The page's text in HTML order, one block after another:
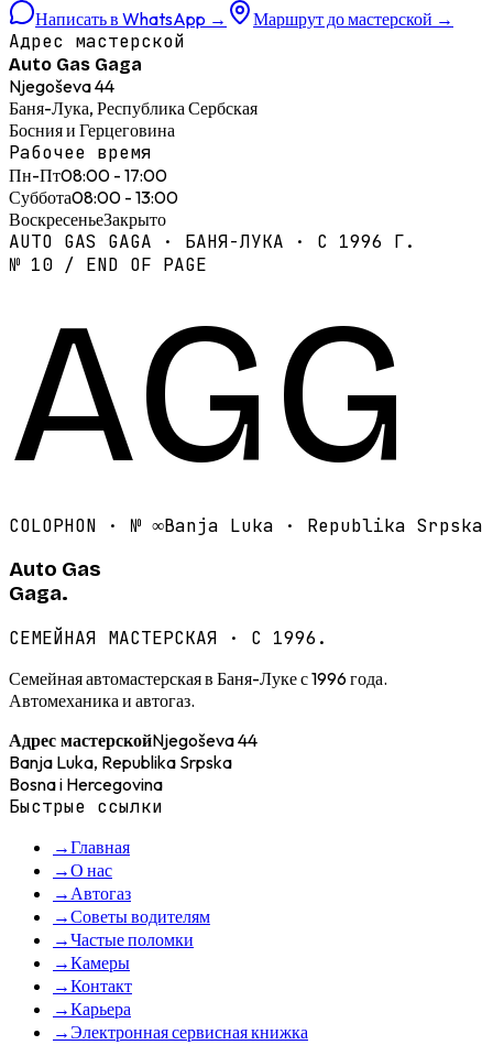
Написать в WhatsApp → Маршрут до мастерской →
Адрес мастерской
Auto Gas Gaga
Njegoševa 44
Баня-Лука, Республика Сербская
Босния и Герцеговина
Рабочее время
Пн-Пт08:00 - 17:00
Суббота08:00 - 13:00
ВоскресеньеЗакрыто
AUTO GAS GAGA · БАНЯ-ЛУКА · С 1996 Г.
№ 10 / END OF PAGE
AGG
COLOPHON · № ∞Banja Luka · Republika Srpska
Auto Gas
Gaga.
СЕМЕЙНАЯ МАСТЕРСКАЯ · С 1996.
Семейная автомастерская в Баня-Луке с 1996 года.
Автомеханика и автогаз.
Адрес мастерскойNjegoševa 44
Banja Luka, Republika Srpska
Bosna i Hercegovina
Быстрые ссылки
→Главная
→О нас
→Автогаз
→Советы водителям
→Частые поломки
→Камеры
→Контакт
→Карьера
→Электронная сервисная книжка